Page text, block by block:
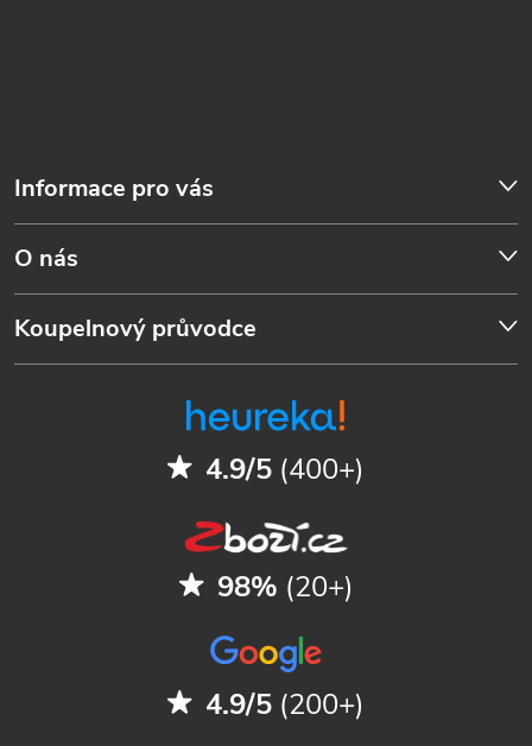
Informace pro vás
O nás
Koupelnový průvodce
4.9/5 (400+)
98% (20+)
4.9/5 (200+)